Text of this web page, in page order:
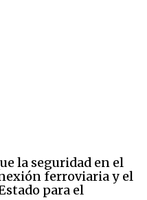
la seguridad en el
ferroviaria y el
para el